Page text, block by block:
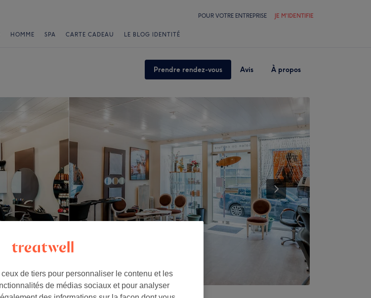
POUR VOTRE ENTREPRISE JE M'IDENTIFIE
HOMME SPA CARTE CADEAU LE BLOG IDENTITÉ
Prendre rendez-vous Avis À propos
de tiers pour personnaliser le contenu et les
de médias sociaux et pour analyser